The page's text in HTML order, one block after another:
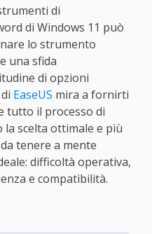
di
di Windows 11 può
lo strumento
una sfida
di opzioni
EaseUS mira a fornirti
tutto il processo di
scelta ottimale e più
tenere a mente
difficoltà operativa,
e compatibilità.